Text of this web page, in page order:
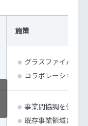
施策
グラスファイバー
コラボレーション
事業間協調を促進
既存事業領域にと